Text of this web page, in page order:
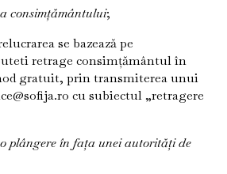
consimțământului;
se bazează pe
retrage consimțământul în
gratuit, prin transmiterea unui
cu subiectul „retragere
plângere în fața unei autorități de